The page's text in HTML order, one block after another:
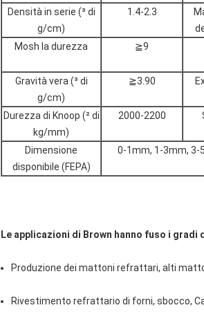
Densità in serie (³ di
g/cm)
1.4-2.3
Mosh la durezza ≧9
Gravità vera (³ di
g/cm)
≧3.90
Durezza di Knoop (² di
kg/mm)
2000-2200
Dimensione
disponibile (FEPA)
0-1mm, 1-3mm, 3-
Le applicazioni di Brown hanno fuso i
Produzione dei mattoni refrattari, alti
Rivestimento refrattario di forni, sbocco,